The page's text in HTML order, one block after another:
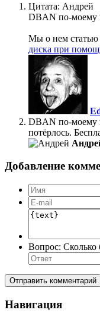
Цитата: Андрей
DBAN по-моему
Мы о нем статью
диска при
DBAN по-моему
потёрлось.
Добавление
Вопрос: Сколько
Отправить комментарий
Навигация